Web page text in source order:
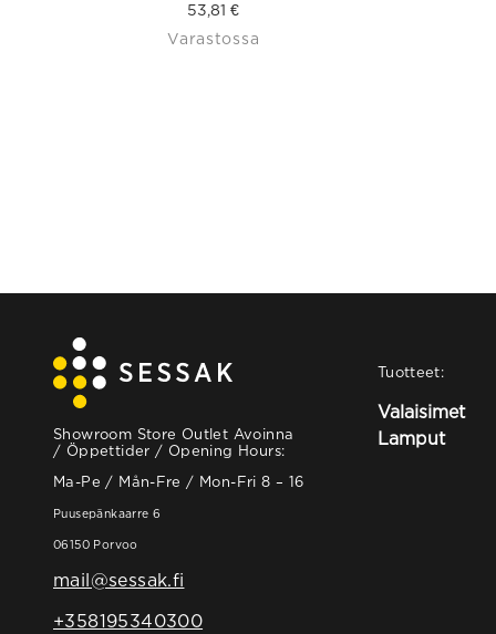
53,81€
Varastossa
Showroom Store Outlet Avoinna
/ Öppettider / Opening Hours:
Ma-Pe / Mån-Fre / Mon-Fri 8 – 16
Puusepänkaarre 6
06150 Porvoo
mail@sessak.fi
+358195340300
Tuotteet:
Valaisimet
Lamput